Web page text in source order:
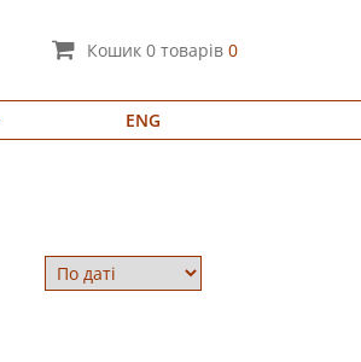
Кошик 0 товарів 0
ENG